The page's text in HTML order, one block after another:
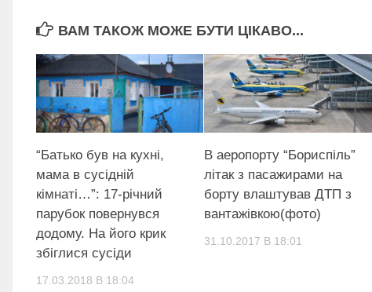
ВАМ ТАКОЖ МОЖЕ БУТИ ЦІКАВО...
“Батько був на кухні,
мама в сусідній
кімнаті…”: 17-річний
парубок повернувся
додому. На його крик
збіглися сусіди
17.03.2018 В 18:04
В аеропорту “Бориспіль”
літак з пасажирами на
борту влаштував ДTП з
вантажівкою(фото)
31.10.2017 В 18:01